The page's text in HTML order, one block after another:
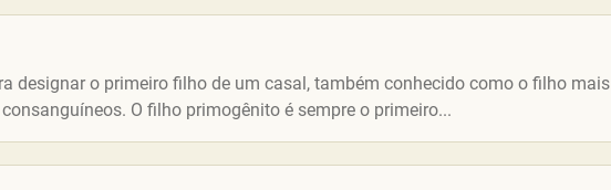
designar o primeiro filho de um casal, também conhecido como o filho mais
O filho primogênito é sempre o primeiro...